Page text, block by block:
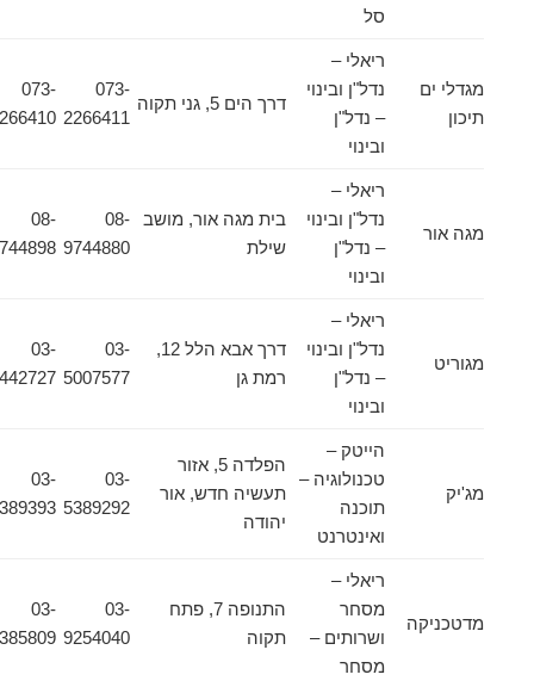
מגדלי ים
תיכון
ריאלי –
נדל"ן ובינוי
– נדל"ן
ובינוי
דרך הים 5, גני תקוה
073-
2266411
073-
2266410
מגה אור
ריאלי –
נדל"ן ובינוי
– נדל"ן
ובינוי
בית מגה אור, מושב
שילת
08-
9744880
9744898
מגוריט
ריאלי –
נדל"ן ובינוי
– נדל"ן
ובינוי
דרך אבא הלל 12,
רמת גן
03-
5007577
9442727
מג'יק
הייטק –
טכנולוגיה –
תוכנה
ואינטרנט
הפלדה 5, אזור
תעשיה חדש, אור
יהודה
5389292
5389393
מדטכניקה
ריאלי –
מסחר
ושרותים –
מסחר
התנופה 7, פתח
תקוה
9254040
9385809